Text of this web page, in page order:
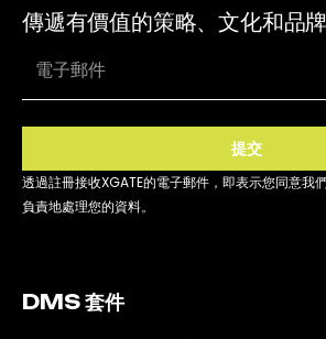
傳遞有價值的策略、文化和品
提交
透過註冊接收XGATE的電子郵件，即表示您同意我
負責地處理您的資料。
DMS 套件